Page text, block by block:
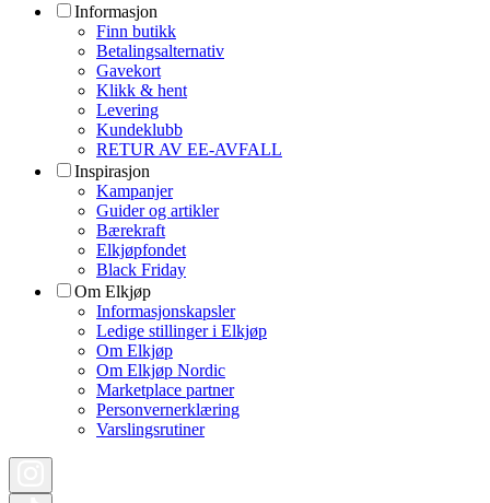
Informasjon
Finn butikk
Betalingsalternativ
Gavekort
Klikk & hent
Levering
Kundeklubb
RETUR AV EE-AVFALL
Inspirasjon
Kampanjer
Guider og artikler
Bærekraft
Elkjøpfondet
Black Friday
Om Elkjøp
Informasjonskapsler
Ledige stillinger i Elkjøp
Om Elkjøp
Om Elkjøp Nordic
Marketplace partner
Personvernerklæring
Varslingsrutiner